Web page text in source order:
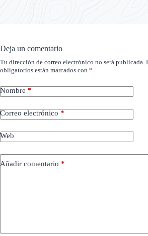
Deja un comentario
Tu dirección de correo electrónico no será publicada.
obligatorios están marcados con *
Nombre *
Correo electrónico *
Web
Añadir comentario *